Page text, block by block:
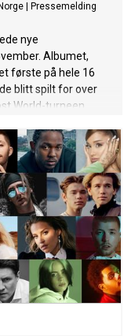
Pressemelding
nye
Albumet,
første på hele 16
blitt spilt for over
World-turneen
åpnet hvert show
på NRK P13 i
"It's the track that
that piece of music
and I felt the whole
to find the
for a while,
always in the
I already knew
as we finished
by the English